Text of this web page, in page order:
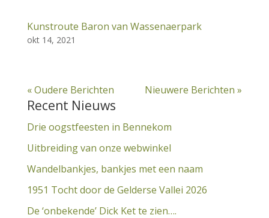
Kunstroute Baron van Wassenaerpark
okt 14, 2021
« Oudere Berichten Nieuwere Berichten »
Recent Nieuws
Drie oogstfeesten in Bennekom
Uitbreiding van onze webwinkel
Wandelbankjes, bankjes met een naam
1951 Tocht door de Gelderse Vallei 2026
De ‘onbekende’ Dick Ket te zien….